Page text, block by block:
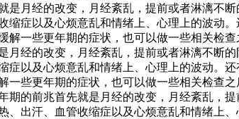
月经的改变，月经紊乱，提前或者淋漓不
症以及心烦意乱和情绪上、心理上的波动
一些更年期的症状，也可以做一些相关检
经的改变，月经紊乱，提前或者淋漓不断
以及心烦意乱和情绪上、心理上的波动。
些更年期的症状，也可以做一些相关检查
的前兆首先就是月经的改变，月经紊乱，
出汗、血管收缩症以及心烦意乱和情绪上